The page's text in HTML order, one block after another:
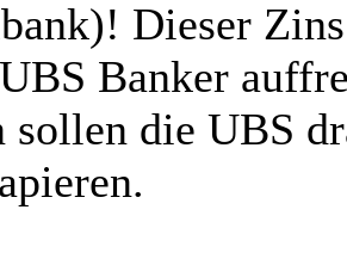
Dieser
Banker
sollen die UBS